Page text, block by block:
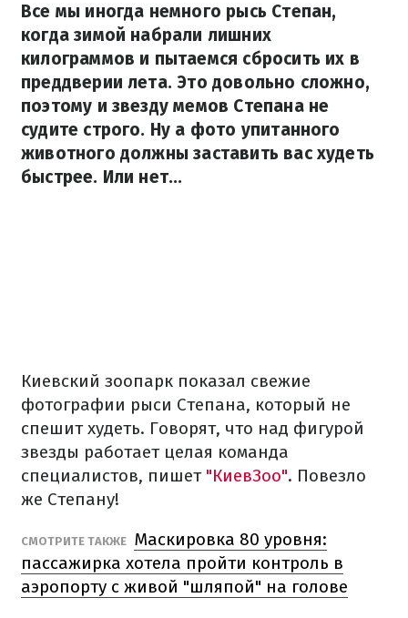
Все мы иногда немного рысь Степан,
когда зимой набрали лишних
килограммов и пытаемся сбросить их в
преддверии лета. Это довольно сложно,
поэтому и звезду мемов Степана не
судите строго. Ну а фото упитанного
животного должны заставить вас худеть
быстрее. Или нет...
Киевский зоопарк показал свежие
фотографии рыси Степана, который не
спешит худеть. Говорят, что над фигурой
звезды работает целая команда
специалистов, пишет "КиевЗоо". Повезло
же Степану!
СМОТРИТЕ ТАКЖЕ Маскировка 80 уровня:
пассажирка хотела пройти контроль в
аэропорту с живой "шляпой" на голове